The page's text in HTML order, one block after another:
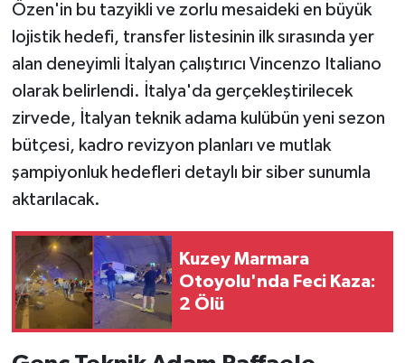
Özen'in bu tazyikli ve zorlu mesaideki en büyük
lojistik hedefi, transfer listesinin ilk sırasında yer
alan deneyimli İtalyan çalıştırıcı Vincenzo Italiano
olarak belirlendi. İtalya'da gerçekleştirilecek
zirvede, İtalyan teknik adama kulübün yeni sezon
bütçesi, kadro revizyon planları ve mutlak
şampiyonluk hedefleri detaylı bir siber sunumla
aktarılacak.
Kuzey Marmara
Otoyolu'nda Feci Kaza:
2 Ölü